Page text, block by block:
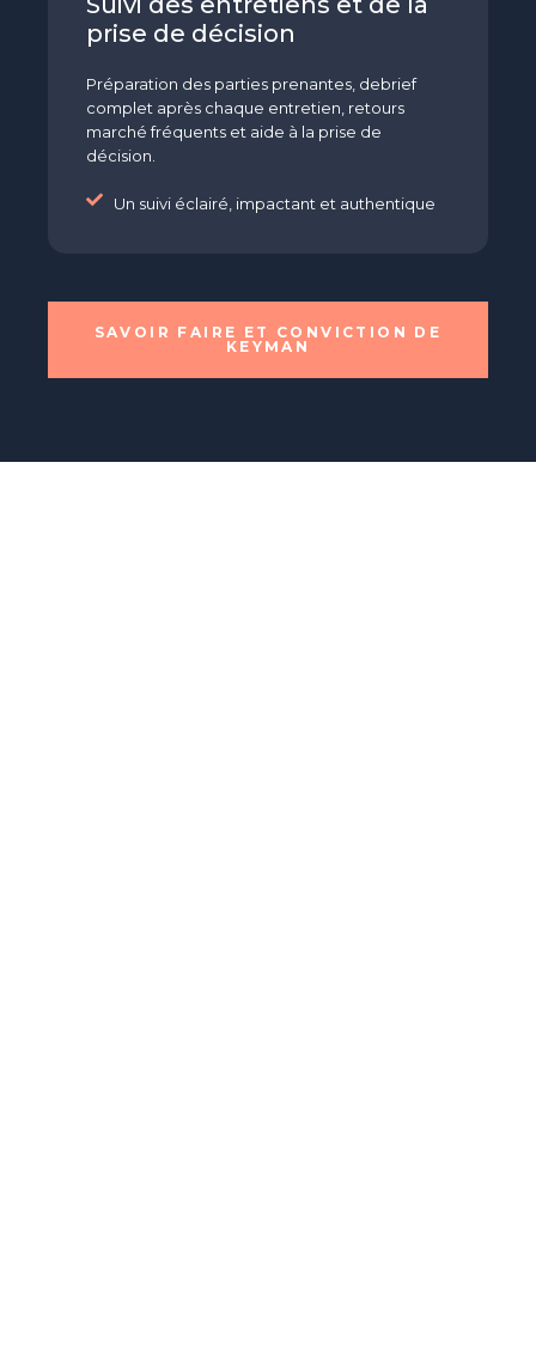
prise de décision
Préparation des parties prenantes, debrief
complet après chaque entretien, retours
marché fréquents et aide à la prise de
décision.
Un suivi éclairé, impactant et authentique
SAVOIR FAIRE ET CONVICTION DE
KEYMAN